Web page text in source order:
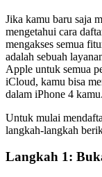
Jika kamu baru saja
mengetahui cara
mengakses semua
adalah sebuah
Apple untuk semua
iCloud, kamu bisa
dalam iPhone 4 kamu.
Untuk mulai
langkah-langkah
Langkah 1: